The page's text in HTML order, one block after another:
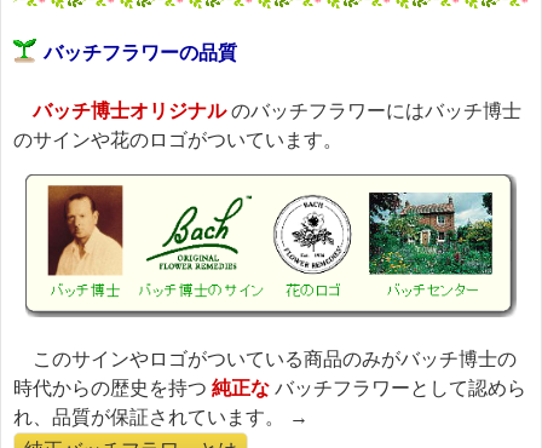
バッチフラワーの品質
バッチ博士オリジナルのバッチフラワーにはバッチ博士
のサインや花のロゴがついています。
このサインやロゴがついている商品のみがバッチ博士の
時代からの歴史を持つ 純正な バッチフラワーとして認めら
れ、品質が保証されています。 →